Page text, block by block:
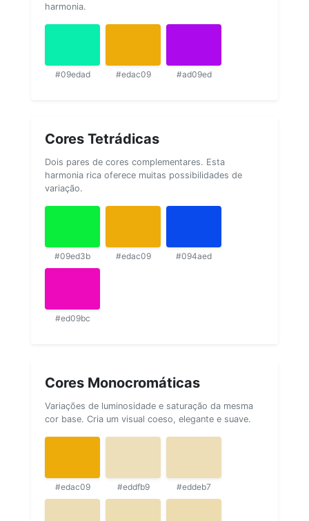
harmonia.
#09edad #edac09 #ad09ed
Cores Tetrádicas
Dois pares de cores complementares. Esta
harmonia rica oferece muitas possibilidades de
variação.
#09ed3b #edac09 #094aed
#ed09bc
Cores Monocromáticas
Variações de luminosidade e saturação da mesma
cor base. Cria um visual coeso, elegante e suave.
#edac09 #eddfb9 #eddeb7